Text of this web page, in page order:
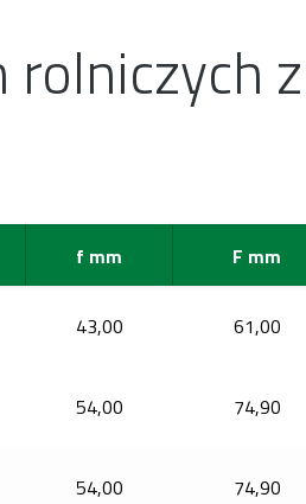
f mm F mm
43,00 61,00
54,00 74,90
54,00 74,90